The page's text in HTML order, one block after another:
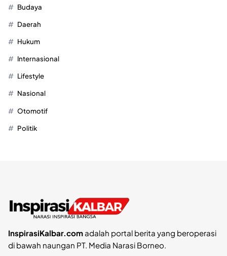
Budaya
Daerah
Hukum
Internasional
Lifestyle
Nasional
Otomotif
Politik
InspirasiKalbar.comadalah portal berita yang beroperasi
di bawah naungan PT. Media Narasi Borneo.